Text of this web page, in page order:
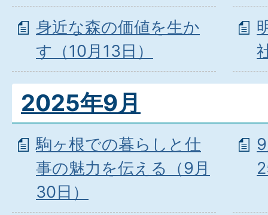
身近な森の価値を生か
す（10月13日）
2025年9月
駒ヶ根での暮らしと仕
事の魅力を伝える（9月
30日）